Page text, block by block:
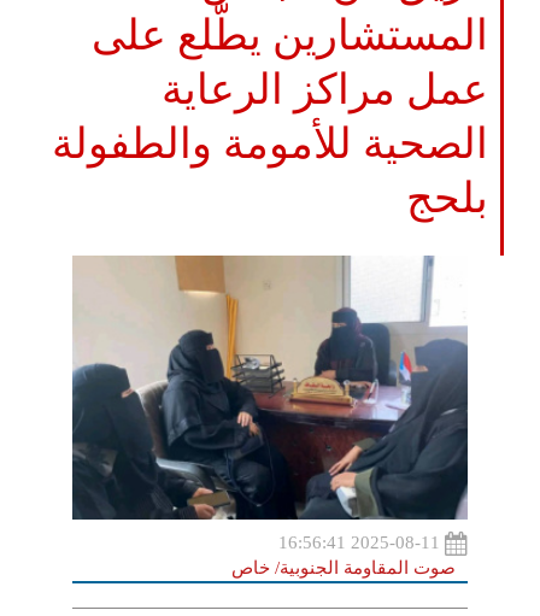
المستشارين يطّلع على
عمل مراكز الرعاية
الصحية للأمومة والطفولة
بلحج
صوت المقاومة الجنوبية/ خاص